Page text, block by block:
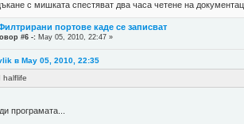
с мишката спестяват два часа четене на
портове каде се записват
#6 -: May 05, 2010, 22:47 »
в May 05, 2010, 22:35
halflife
програмата...